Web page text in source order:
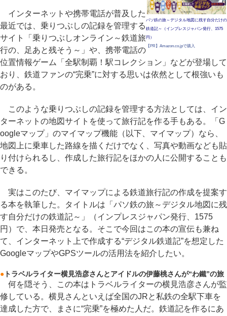
パソ鉄の旅～デジタル地図に残す自分だけの
鉄道記～（インプレスジャパン発行、1575
円）
【PR】Amazon.co.jpで購入
インターネットや携帯電話が普及した
最近では、乗りつぶしの記録を管理する
サイト「乗りつぶしオンライン～鉄道旅
行の、足あと残そう～」や、携帯電話の
位置情報ゲーム「全駅制覇！駅コレクション」などが登場して
おり、鉄道ファンの“完乗”に対する思いは依然として根強いも
のがある。
このような乗りつぶしの記録を管理する方法としては、イン
ターネットの地図サイトを使って旅行記を作る手もある。「G
oogleマップ」のマイマップ機能（以下、マイマップ）なら、
地図上に乗車した路線を描くだけでなく、写真や動画なども貼
り付けられるし、作成した旅行記をほかの人に公開することも
できる。
実はこのたび、マイマップによる鉄道旅行記の作成を提案す
る本を執筆した。タイトルは「パソ鉄の旅～デジタル地図に残
す自分だけの鉄道記～」（インプレスジャパン発行、1575
円）で、本日発売となる。そこで今回はこの本の宣伝も兼ね
て、インターネット上で作成する“デジタル鉄道記”を想定した
GoogleマップやGPSツールの活用法を紹介したい。
● トラベルライター横見浩彦さんとアイドルの伊藤桃さんが“わ鐵”の旅
何を隠そう、この本はトラベルライターの横見浩彦さんが監
修している。横見さんといえば全国のJRと私鉄の全駅下車を
達成した方で、まさに“完乗”を極めた人だ。鉄道記を作るにあ